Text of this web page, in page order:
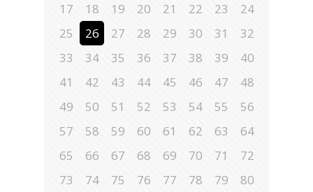
17
18 19 20 21 22 23
24
25
26 27 28 29 30 31
32
33
34 35 36 37 38 39
40
41
42 43 44 45 46 47
48
49
50 51 52 53 54 55
56
57
58 59 60 61 62 63
64
65
66 67 68 69 70 71
72
73
74 75 76 77 78 79
80